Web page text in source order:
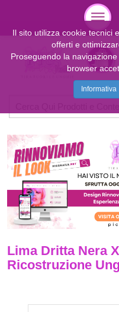
Lima Dritta Nera
Ricostruzione
Il sito utilizza cookie tecnici
offerti e
Proseguendo la
browser
Informativa